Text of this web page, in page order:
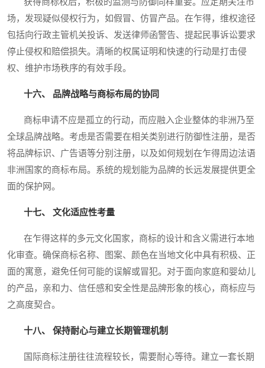
获得商标权后，积极的监测与防御同样重要。应定期关注市
场，发现疑似侵权行为，如假冒、仿冒产品。在乍得，维权途径
包括向行政主管机关投诉、发送律师函警告、提起民事诉讼要求
停止侵权和赔偿损失。清晰的权属证明和快速的行动是打击侵
权、维护市场秩序的有效手段。
十六、 品牌战略与商标布局的协同
商标申请不应是孤立的行动，而应融入企业整体的非洲乃至
全球品牌战略。考虑是否需要在相关类别进行防御性注册，是否
将品牌标识、广告语等分别注册，以及如何规划在乍得周边法语
非洲国家的商标布局。系统的规划能为品牌的长远发展提供更全
面的保护网。
十七、 文化适应性考量
在乍得这样的多元文化国家，商标的设计和含义需进行本地
化审查。确保商标名称、图案、颜色在当地文化中具有积极、正
面的寓意，避免任何可能的误解或冒犯。对于面向家庭和婴幼儿
的产品，亲和力、信任感和安全性是品牌形象的核心，商标应与
之高度契合。
十八、 保持耐心与建立长期管理机制
国际商标注册往往流程较长，需要耐心等待。建立一套长期